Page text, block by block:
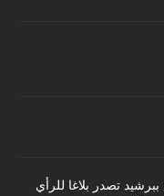
ببرشيد تصدر بلاغا للرأي